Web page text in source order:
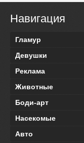
Навигация
Гламур
Девушки
Реклама
Животные
Боди-арт
Насекомые
Авто